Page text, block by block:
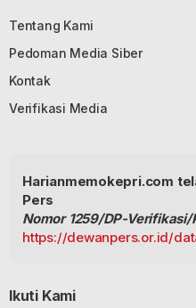
Tentang Kami
Pedoman Media Siber
Kontak
Verifikasi Media
Harianmemokepri.com
Pers
Nomor 1259/DP-
https://dewanpers.or.id/
Ikuti Kami